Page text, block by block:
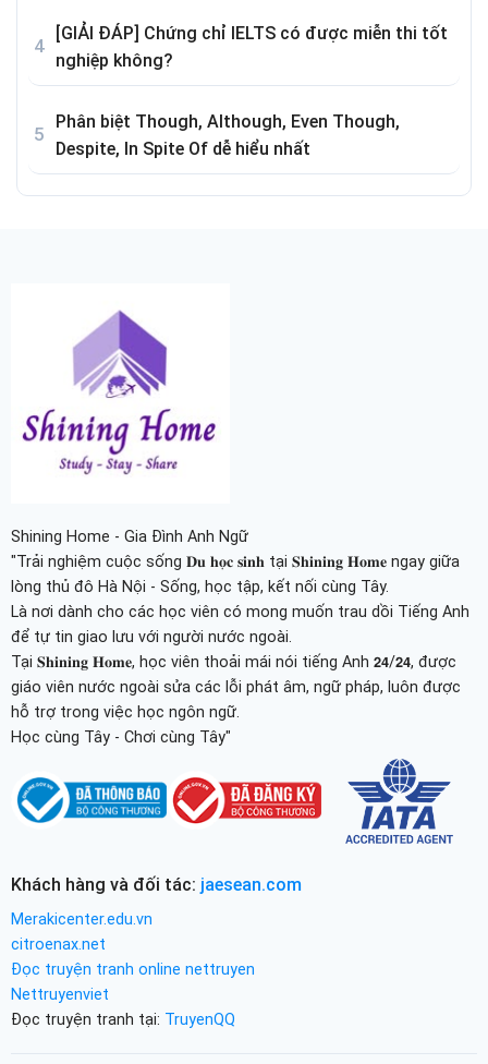
[GIẢI ĐÁP] Chứng chỉ IELTS có được miễn thi tốt
nghiệp không?
Phân biệt Though, Although, Even Though,
Despite, In Spite Of dễ hiểu nhất
Shining Home - Gia Đình Anh Ngữ
"Trải nghiệm cuộc sống 𝐃𝐮 𝐡𝐨̣𝐜 𝐬𝐢𝐧𝐡 tại 𝐒𝐡𝐢𝐧𝐢𝐧𝐠 𝐇𝐨𝐦𝐞 ngay giữa
lòng thủ đô Hà Nội - Sống, học tập, kết nối cùng Tây.
Là nơi dành cho các học viên có mong muốn trau dồi Tiếng Anh
để tự tin giao lưu với người nước ngoài.
Tại 𝐒𝐡𝐢𝐧𝐢𝐧𝐠 𝐇𝐨𝐦𝐞, học viên thoải mái nói tiếng Anh 𝟮𝟰/𝟮𝟰, được
giáo viên nước ngoài sửa các lỗi phát âm, ngữ pháp, luôn được
hỗ trợ trong việc học ngôn ngữ.
Học cùng Tây - Chơi cùng Tây"
Khách hàng và đối tác: jaesean.com
Merakicenter.edu.vn
citroenax.net
Đọc truyện tranh online nettruyen
Nettruyenviet
Đọc truyện tranh tại: TruyenQQ